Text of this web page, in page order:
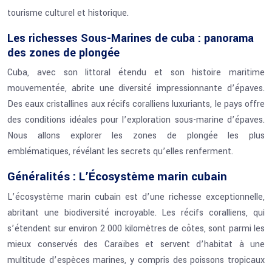
tourisme culturel et historique.
Les richesses Sous-Marines de cuba : panorama
des zones de plongée
Cuba, avec son littoral étendu et son histoire maritime
mouvementée, abrite une diversité impressionnante d’épaves.
Des eaux cristallines aux récifs coralliens luxuriants, le pays offre
des conditions idéales pour l’exploration sous-marine d’épaves.
Nous allons explorer les zones de plongée les plus
emblématiques, révélant les secrets qu’elles renferment.
Généralités : L’Écosystème marin cubain
L’écosystème marin cubain est d’une richesse exceptionnelle,
abritant une biodiversité incroyable. Les récifs coralliens, qui
s’étendent sur environ 2 000 kilomètres de côtes, sont parmi les
mieux conservés des Caraïbes et servent d’habitat à une
multitude d’espèces marines, y compris des poissons tropicaux